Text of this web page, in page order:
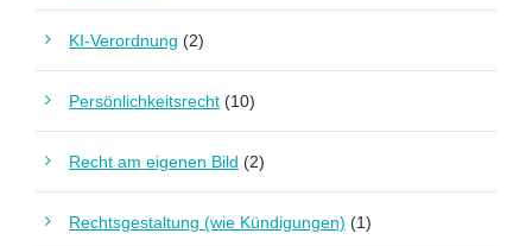
KI-Verordnung (2)
Persönlichkeitsrecht (10)
Recht am eigenen Bild (2)
Rechtsgestaltung (wie Kündigungen) (1)